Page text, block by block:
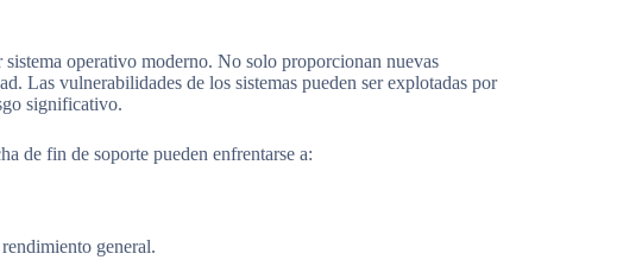
operativo moderno. No solo proporcionan nuevas
Las vulnerabilidades de los sistemas pueden ser explotadas por
significativo.
de fin de soporte pueden enfrentarse a:
general.